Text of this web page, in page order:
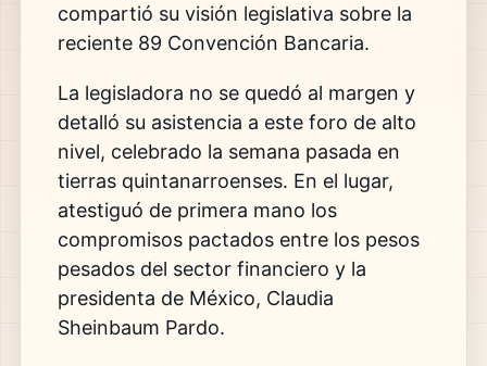
compartió su visión legislativa sobre la
reciente 89 Convención Bancaria.
La legisladora no se quedó al margen y
detalló su asistencia a este foro de alto
nivel, celebrado la semana pasada en
tierras quintanarroenses. En el lugar,
atestiguó de primera mano los
compromisos pactados entre los pesos
pesados del sector financiero y la
presidenta de México, Claudia
Sheinbaum Pardo.